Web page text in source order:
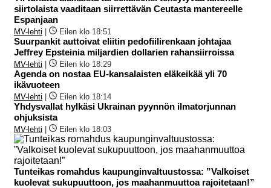
siirtolaista vaaditaan siirrettävän Ceutasta mantereelle
Espanjaan
MV-lehti Eilen klo 18:51
Suurpankit auttoivat eliitin pedofiilirenkaan johtajaa
Jeffrey Epsteinia miljardien dollarien rahansiirroissa
MV-lehti Eilen klo 18:29
Agenda on nostaa EU-kansalaisten eläkeikää yli 70
ikävuoteen
MV-lehti Eilen klo 18:14
Yhdysvallat hylkäsi Ukrainan pyynnön ilmatorjunnan
ohjuksista
MV-lehti Eilen klo 18:03
Tunteikas romahdus kaupunginvaltuustossa: ”Valkoiset
kuolevat sukupuuttoon, jos maahanmuuttoa rajoitetaan!”